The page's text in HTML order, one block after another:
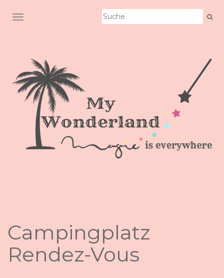
SCHALTE NAVIGATION
Campingplatz
Rendez-Vous